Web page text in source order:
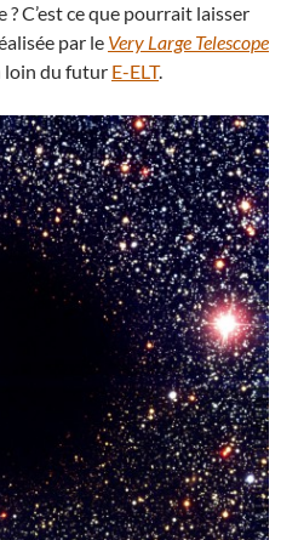
C’est ce que pourrait laisser
par le Very Large Telescope
loin du futur E-ELT.